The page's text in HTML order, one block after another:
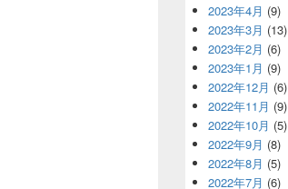
2023年4月 (9)
2023年3月 (13)
2023年2月 (6)
2023年1月 (9)
2022年12月 (6)
2022年11月 (9)
2022年10月 (5)
2022年9月 (8)
2022年8月 (5)
2022年7月 (6)